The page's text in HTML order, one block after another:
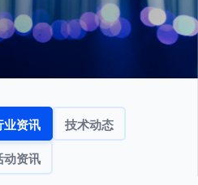
业资讯 技术动态
动资讯